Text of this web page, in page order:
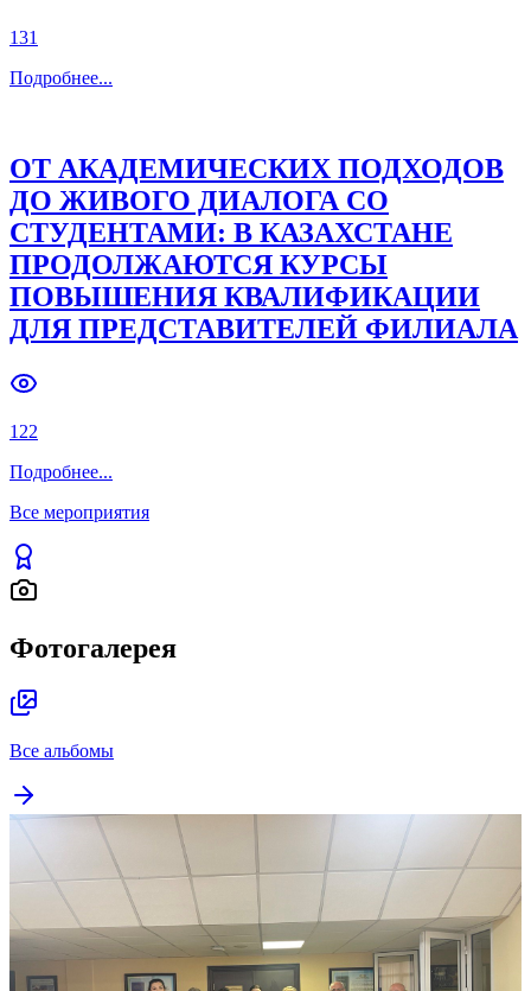
131
Подробнее...
ОТ АКАДЕМИЧЕСКИХ ПОДХОДОВ
ДО ЖИВОГО ДИАЛОГА СО
СТУДЕНТАМИ: В КАЗАХСТАНЕ
ПРОДОЛЖАЮТСЯ КУРСЫ
ПОВЫШЕНИЯ КВАЛИФИКАЦИИ
ДЛЯ ПРЕДСТАВИТЕЛЕЙ ФИЛИАЛА
122
Подробнее...
Все мероприятия
Фотогалерея
Все альбомы